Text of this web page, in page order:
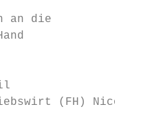
an die
(FH) Nico